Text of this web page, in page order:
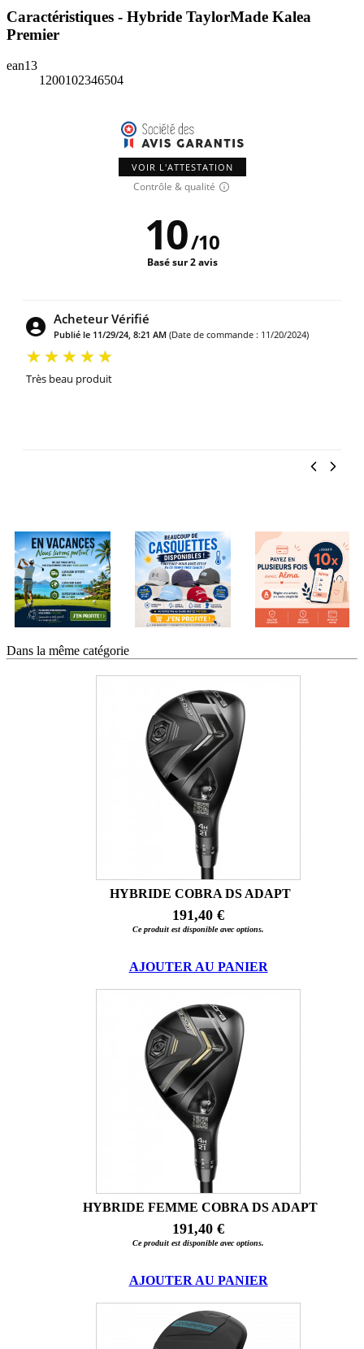
Caractéristiques - Hybride TaylorMade Kalea
Premier
ean13
1200102346504
VOIR L'ATTESTATION
Contrôle & qualité
10/10
Basé sur 2 avis
Acheteur Vérifié
Publié le 9/21/24, 10:22 AM (Date de commande : 9/16/2024)
Dans la même catégorie
HYBRIDE COBRA DS ADAPT
191,40 €
Ce produit est disponible avec options.
AJOUTER AU PANIER
HYBRIDE FEMME COBRA DS ADAPT
191,40 €
Ce produit est disponible avec options.
AJOUTER AU PANIER